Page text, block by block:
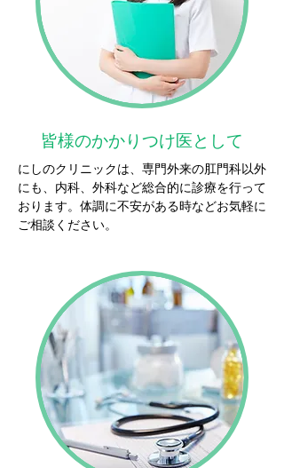
皆様のかかりつけ医として
にしのクリニックは、専門外来の肛門科以外
にも、内科、外科など総合的に診療を行って
おります。体調に不安がある時などお気軽に
ご相談ください。